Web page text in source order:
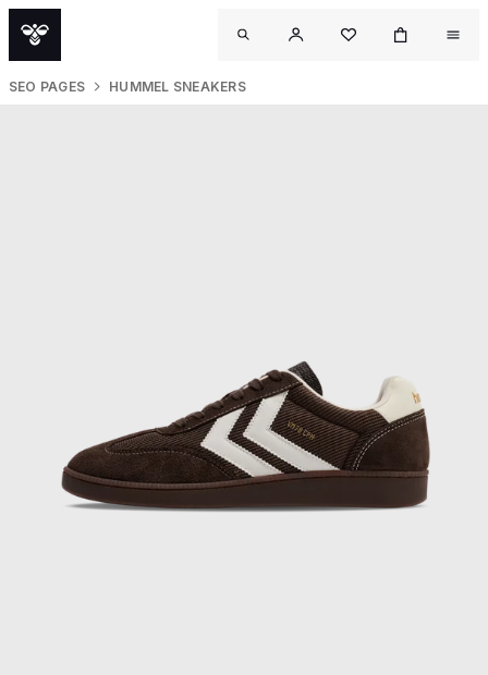
SEO PAGES HUMMEL SNEAKERS